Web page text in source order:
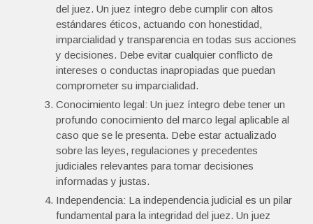
del juez. Un juez íntegro debe cumplir con altos
estándares éticos, actuando con honestidad,
imparcialidad y transparencia en todas sus acciones
y decisiones. Debe evitar cualquier conflicto de
intereses o conductas inapropiadas que puedan
comprometer su imparcialidad.
Conocimiento legal: Un juez íntegro debe tener un
profundo conocimiento del marco legal aplicable al
caso que se le presenta. Debe estar actualizado
sobre las leyes, regulaciones y precedentes
judiciales relevantes para tomar decisiones
informadas y justas.
Independencia: La independencia judicial es un pilar
fundamental para la integridad del juez. Un juez